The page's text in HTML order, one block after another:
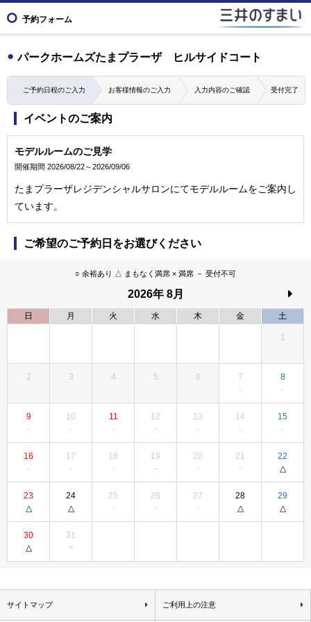
予約フォーム
パークホームズたまプラーザ ヒルサイドコート
ご予約日程のご入力 お客様情報のご入力 入力内容のご確認 受付完了
イベントのご案内
モデルルームのご見学
開催期間 2026/08/22～2026/09/06
たまプラーザレジデンシャルサロンにてモデルルームをご案内し
ています。
ご希望のご予約日をお選びください
○ 余裕あり △ まもなく満席 × 満席 － 受付不可
2026年 8月
日 月 火 水 木 金 土
1
2 3 4 5 6 7 8
9 10 11 12 13 14 15
16 17 18 19 20 21 22
23 24 25 26 27 28 29
30 31
サイトマップ ご利用上の注意